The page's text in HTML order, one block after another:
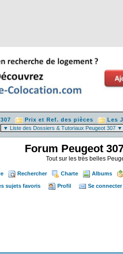
Prix et Ref. des pièces Les
Forum Peugeot
Tout sur les très belles
Rechercher Charte Albums
sujets favoris Profil Se